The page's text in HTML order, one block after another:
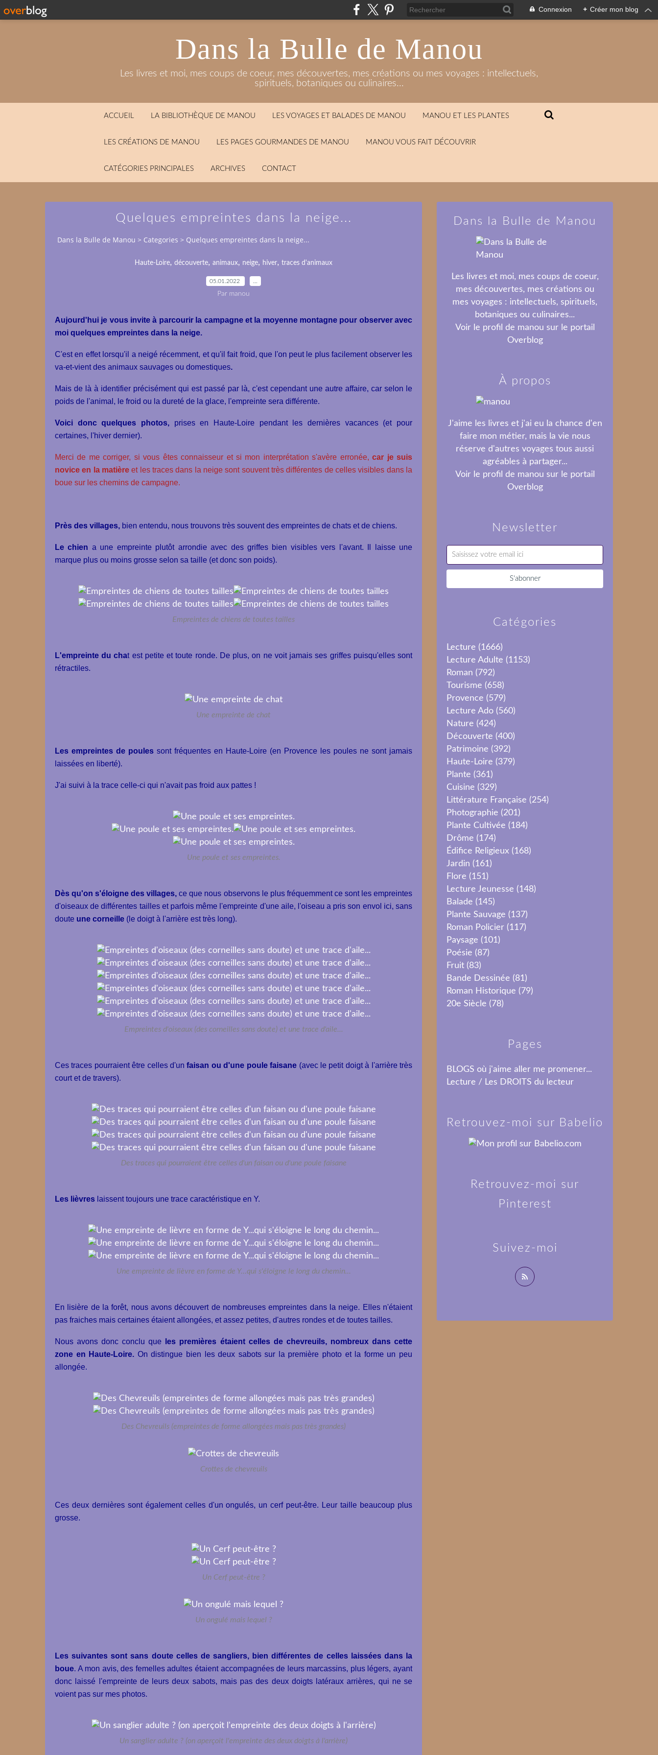
Connexion + Créer mon blog
Dans la Bulle de Manou
Les livres et moi, mes coups de coeur, mes découvertes, mes créations ou mes voyages : intellectuels,
spirituels, botaniques ou culinaires...
ACCUEIL LA BIBLIOTHÈQUE DE MANOU LES VOYAGES ET BALADES DE MANOU MANOU ET LES PLANTES
LES CRÉATIONS DE MANOU LES PAGES GOURMANDES DE MANOU MANOU VOUS FAIT DÉCOUVRIR
CATÉGORIES PRINCIPALES ARCHIVES CONTACT
Quelques empreintes dans la neige...
Dans la Bulle de Manou > Categories > Quelques empreintes dans la neige...
Haute-Loire, découverte, animaux, neige, hiver, traces d'animaux
05.01.2022
Par manou
Aujourd'hui je vous invite à parcourir la campagne et la moyenne montagne pour observer avec
moi quelques empreintes dans la neige.
C'est en effet lorsqu'il a neigé récemment, et qu'il fait froid, que l'on peut le plus facilement observer les
va-et-vient des animaux sauvages ou domestiques.
Mais de là à identifier précisément qui est passé par là, c'est cependant une autre affaire, car selon le
poids de l'animal, le froid ou la dureté de la glace, l'empreinte sera différente.
Voici donc quelques photos, prises en Haute-Loire pendant les dernières vacances (et pour
certaines, l'hiver dernier).
Merci de me corriger, si vous êtes connaisseur et si mon interprétation s'avère erronée, car je suis
novice en la matière et les traces dans la neige sont souvent très différentes de celles visibles dans la
boue sur les chemins de campagne.
Près des villages, bien entendu, nous trouvons très souvent des empreintes de chats et de chiens.
Le chien a une empreinte plutôt arrondie avec des griffes bien visibles vers l'avant. Il laisse une
marque plus ou moins grosse selon sa taille (et donc son poids).
Empreintes de chiens de toutes tailles
L'empreinte du chat est petite et toute ronde. De plus, on ne voit jamais ses griffes puisqu'elles sont
rétractiles.
Une empreinte de chat
Les empreintes de poules sont fréquentes en Haute-Loire (en Provence les poules ne sont jamais
laissées en liberté).
J'ai suivi à la trace celle-ci qui n'avait pas froid aux pattes !
Une poule et ses empreintes.
Dès qu'on s'éloigne des villages, ce que nous observons le plus fréquemment ce sont les empreintes
d'oiseaux de différentes tailles et parfois même l'empreinte d'une aile, l'oiseau a pris son envol ici, sans
doute une corneille (le doigt à l'arrière est très long).
Empreintes d'oiseaux (des corneilles sans doute) et une trace d'aile...
Ces traces pourraient être celles d'unfaisan ou d'une poule faisane (avec le petit doigt à l'arrière très
court et de travers).
Des traces qui pourraient être celles d'un faisan ou d'une poule faisane
Les lièvres laissent toujours une trace caractéristique en Y.
Une empreinte de lièvre en forme de Y...qui s'éloigne le long du chemin...
En lisière de la forêt, nous avons découvert de nombreuses empreintes dans la neige. Elles n'étaient
pas fraiches mais certaines étaient allongées, et assez petites, d'autres rondes et de toutes tailles.
Nous avons donc conclu que
les premières étaient celles de chevreuils, nombreux dans cette
zone en Haute-Loire. On distingue bien les deux sabots sur la première photo et la forme un peu
allongée.
Des Chevreuils (empreintes de forme allongées mais pas très grandes)
Crottes de chevreuils
Ces deux dernières sont également celles d'un ongulés, un cerf peut-être. Leur taille beaucoup plus
grosse.
Un Cerf peut-être ?
Un ongulé mais lequel ?
Les suivantes sont sans doute celles de sangliers, bien différentes de celles laissées dans la
boue. A mon avis, des femelles adultes étaient accompagnées de leurs marcassins, plus légers, ayant
donc laissé l'empreinte de leurs deux sabots, mais pas des deux doigts latéraux arrières, qui ne se
voient pas sur mes photos.
Un sanglier adulte ? (on aperçoit l'empreinte des deux doigts à l'arrière)
Newsletter
Catégories
Lecture (1666)
Lecture Adulte (1153)
Roman (792)
Tourisme (658)
Provence (579)
Lecture Ado (560)
Nature (424)
Découverte (400)
Patrimoine (392)
Haute-Loire (379)
Plante (361)
Cuisine (329)
Littérature Française (254)
Photographie (201)
Plante Cultivée (184)
Drôme (174)
Édifice Religieux (168)
Jardin (161)
Flore (151)
Lecture Jeunesse (148)
Balade (145)
Plante Sauvage (137)
Roman Policier (117)
Paysage (101)
Poésie (87)
Fruit (83)
Bande Dessinée (81)
Roman Historique (79)
20e Siècle (78)
Pages
BLOGS où j'aime aller me promener...
Lecture / Les DROITS du lecteur
Dans la Bulle de Manou
Les livres et moi, mes coups de coeur,
mes découvertes, mes créations ou
mes voyages : intellectuels, spirituels,
botaniques ou culinaires...
Voir le profil de manou sur le portail
Overblog
Suivez-moi
À propos
J'aime les livres et j'ai eu la chance d'en
faire mon métier, mais la vie nous
réserve d'autres voyages tous aussi
agréables à partager...
Voir le profil de manou sur le portail
Overblog
Retrouvez-moi sur Babelio
Retrouvez-moi sur
Pinterest